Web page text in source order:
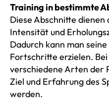
Training in bestimmte
Diese Abschnitte dienen
Intensität und
Dadurch kann man
Fortschritte erzielen. Bei
verschiedene Arten der
Ziel und Erfahrung des
werden.